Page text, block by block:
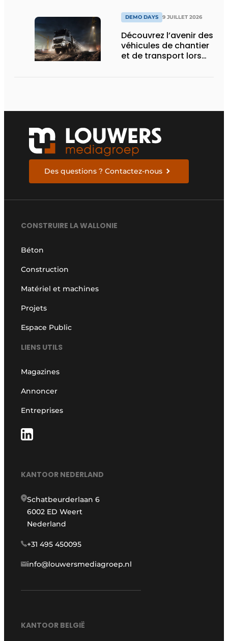
DEMO DAYS 9 JUILLET 2026
Découvrez l’avenir des
véhicules de chantier
et de transport lors
Des questions ? Contactez-nous
CONSTRUIRE LA WALLONIE
Béton
Construction
Matériel et machines
Projets
Espace Public
LIENS UTILS
Magazines
Annoncer
Entreprises
KANTOOR NEDERLAND
Schatbeurderlaan 6
6002 ED Weert
Nederland
+31 495 450095
info@louwersmediagroep.nl
KANTOOR BELGIË